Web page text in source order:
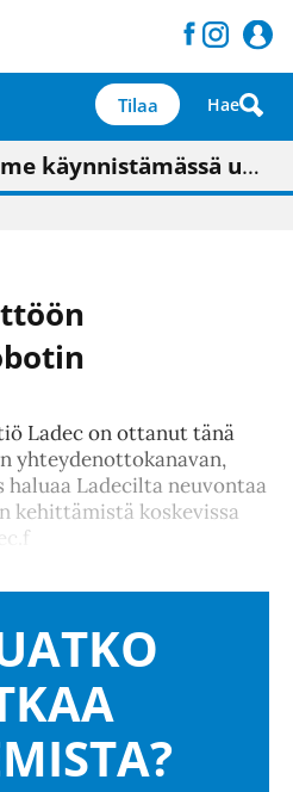
Tilaa Hae
näkyä hieman parempana painojäljen laatuna lehdessä
kunnantalo on valoisa
uudelleen keskustavisiotyön”
omavaraisemmin kuin kaupungissa"
Ladec on ottanut tänä
yhteydenottokanavan,
Ladecilta neuvontaa
koskevissa